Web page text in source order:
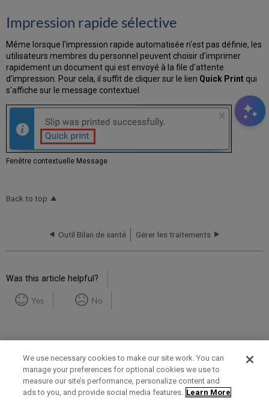
Impression rapide sélective
Même lorsque l'impression rapide automatisée n'est pas définie, les
utilisateurs membres du personnel peuvent choisir d'imprimer
rapidement un document qui est envoyé à la file d'attente
d'impression. Pour cela, il suffit de cliquer sur le lien Quick Print qui
s'affiche sur le message contextuel.
Fenêtre contextuelle Message
Back to top
Outil Bilan de santé Gérer les traitements
Was this article helpful?
Yes No
Term of Use Privacy Policy Contact Us
We use necessary cookies to make our site work. You can
manage your preferences for optional cookies we use to
measure our site’s performance, personalize content and
ads to you, and provide social media features. Learn More